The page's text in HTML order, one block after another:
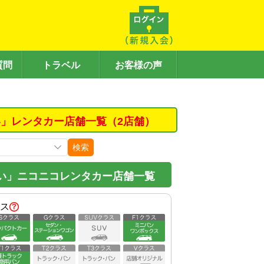
問 トラベル お客様の声
レンタカー店舗一覧（2店舗）
検索
」ニコニコレンタカー店舗一覧